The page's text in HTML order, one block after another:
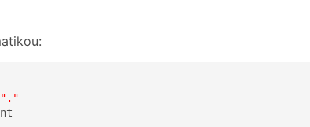
"."